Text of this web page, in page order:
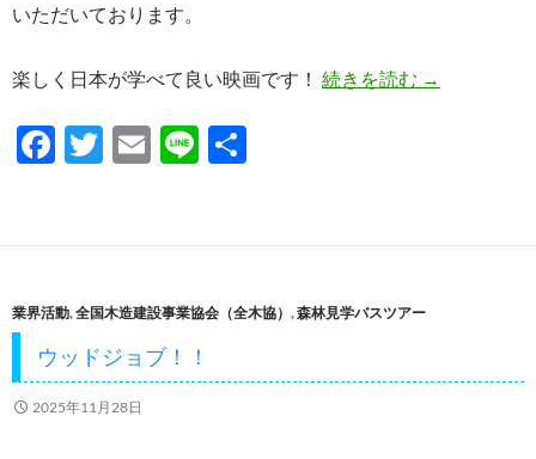
いただいております。
楽しく日本が学べて良い映画です！ 続きを読む 森林見学バ
→
F
b
o
o
k
T
er
E
Li
業界活動,全国木造建設事業協会（全木協） ,森林見学バスツアー
ウッドジョブ！！
2025年11月28日